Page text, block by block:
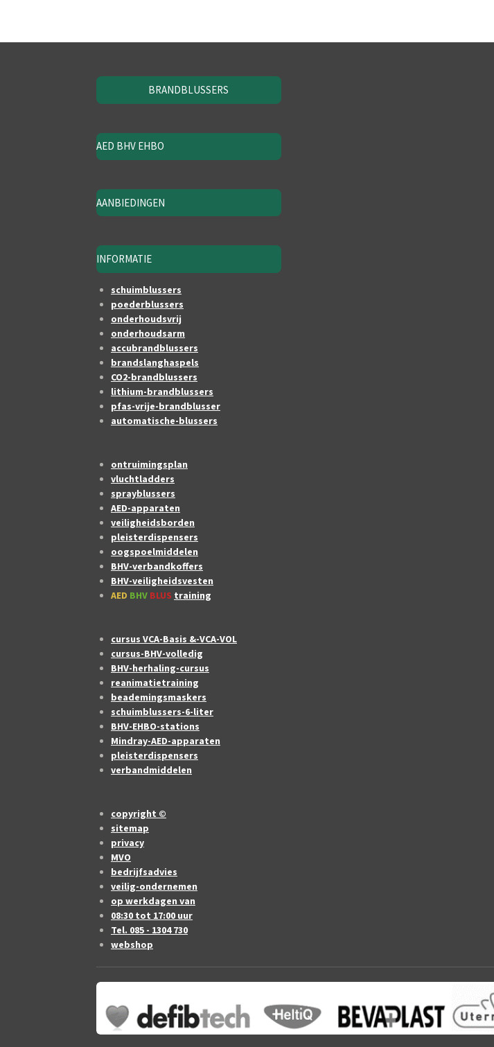
BRANDBLUSSERS
AED BHV EHBO
AANBIEDINGEN
INFORMATIE
schuimblussers
poederblussers
onderhoudsvrij
onderhoudsarm
accubrandblussers
brandslanghaspels
CO2-brandblussers
lithium-brandblussers
pfas-vrije-brandblusser
automatische-blussers
ontruimingsplan
vluchtladders
sprayblussers
AED-apparaten
veiligheidsborden
pleisterdispensers
oogspoelmiddelen
BHV-verbandkoffers
BHV-veiligheidsvesten
AED BHV BLUS training
cursus VCA-Basis &-VCA-VOL
cursus-BHV-volledig
BHV-herhaling-cursus
reanimatietraining
beademingsmaskers
schuimblussers-6-liter
BHV-EHBO-stations
Mindray-AED-apparaten
pleisterdispensers
verbandmiddelen
copyright ©
sitemap
privacy
MVO
bedrijfsadvies
veilig-ondernemen
op werkdagen van
08:30 tot 17:00 uur
Tel. 085 - 1304 730
webshop